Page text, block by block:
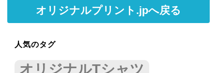
オリジナルプリント.jpへ戻る
人気のタグ
オリジナルTシャツ